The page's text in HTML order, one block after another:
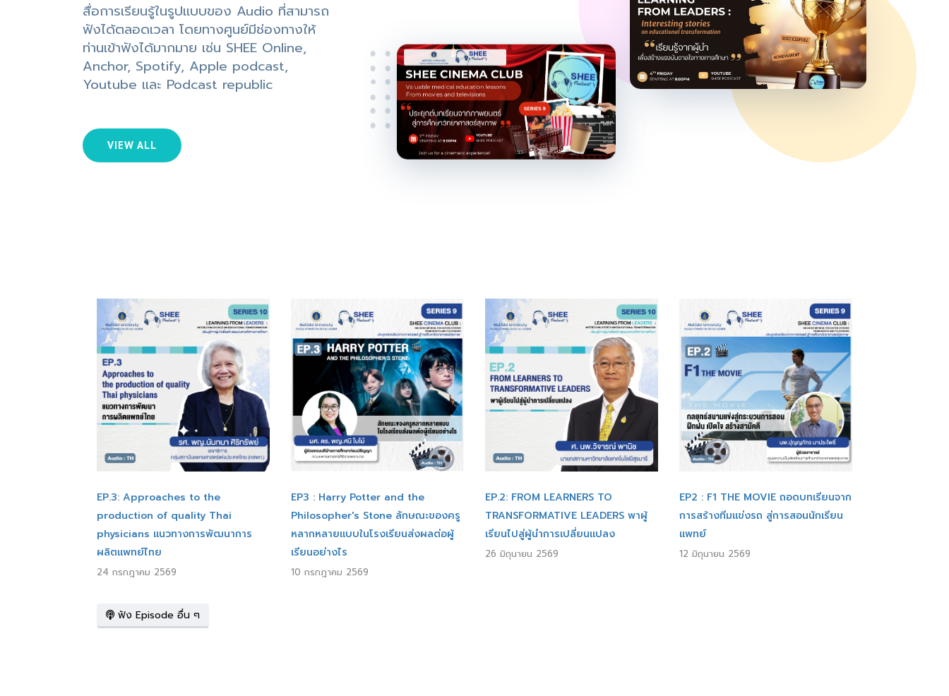
สื่อการเรียนรู้ในรูปแบบของ Audio ที่สามารถ
ฟังได้ตลอดเวลา โดยทางศูนย์มีช่องทางให้
ท่านเข้าฟังได้มากมาย เช่น SHEE Online,
Anchor, Spotify, Apple podcast,
Youtube และ Podcast republic
VIEW ALL
EP.3: Approaches to the
production of quality Thai
physicians แนวทางการพัฒนาการ
ผลิตแพทย์ไทย
24 กรกฎาคม 2569
EP3 : Harry Potter and the
Philosopher's Stone ลักษณะของครู
หลากหลายแบบในโรงเรียนส่งผลต่อผู้
เรียนอย่างไร
10 กรกฎาคม 2569
EP.2: FROM LEARNERS TO
TRANSFORMATIVE LEADERS พาผู้
เรียนไปสู่ผู้นำการเปลี่ยนแปลง
26 มิถุนายน 2569
EP2 : F1 THE MOVIE ถอดบทเรียนจาก
การสร้างทีมแข่งรถ สู่การสอนนักเรียน
แพทย์
12 มิถุนายน 2569
ฟัง Episode อื่น ๆ